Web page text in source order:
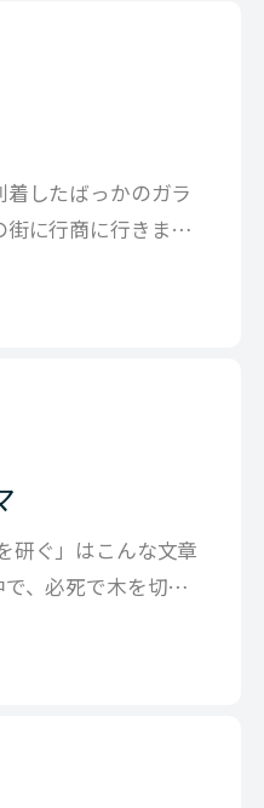
したばっかのガラ
に行商に行きます
いう
研ぐ」はこんな文章
、必死で木を切り
ったので 「